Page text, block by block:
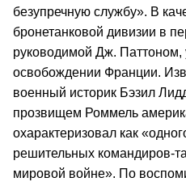
безупречную службу». В
бронетанковой дивизии в
руководимой Дж. Паттоном,
освобождении Франции.
военный историк Бэзил
прозвищем Роммель
охарактеризовал как
решительных командиров-
мировой войне». По